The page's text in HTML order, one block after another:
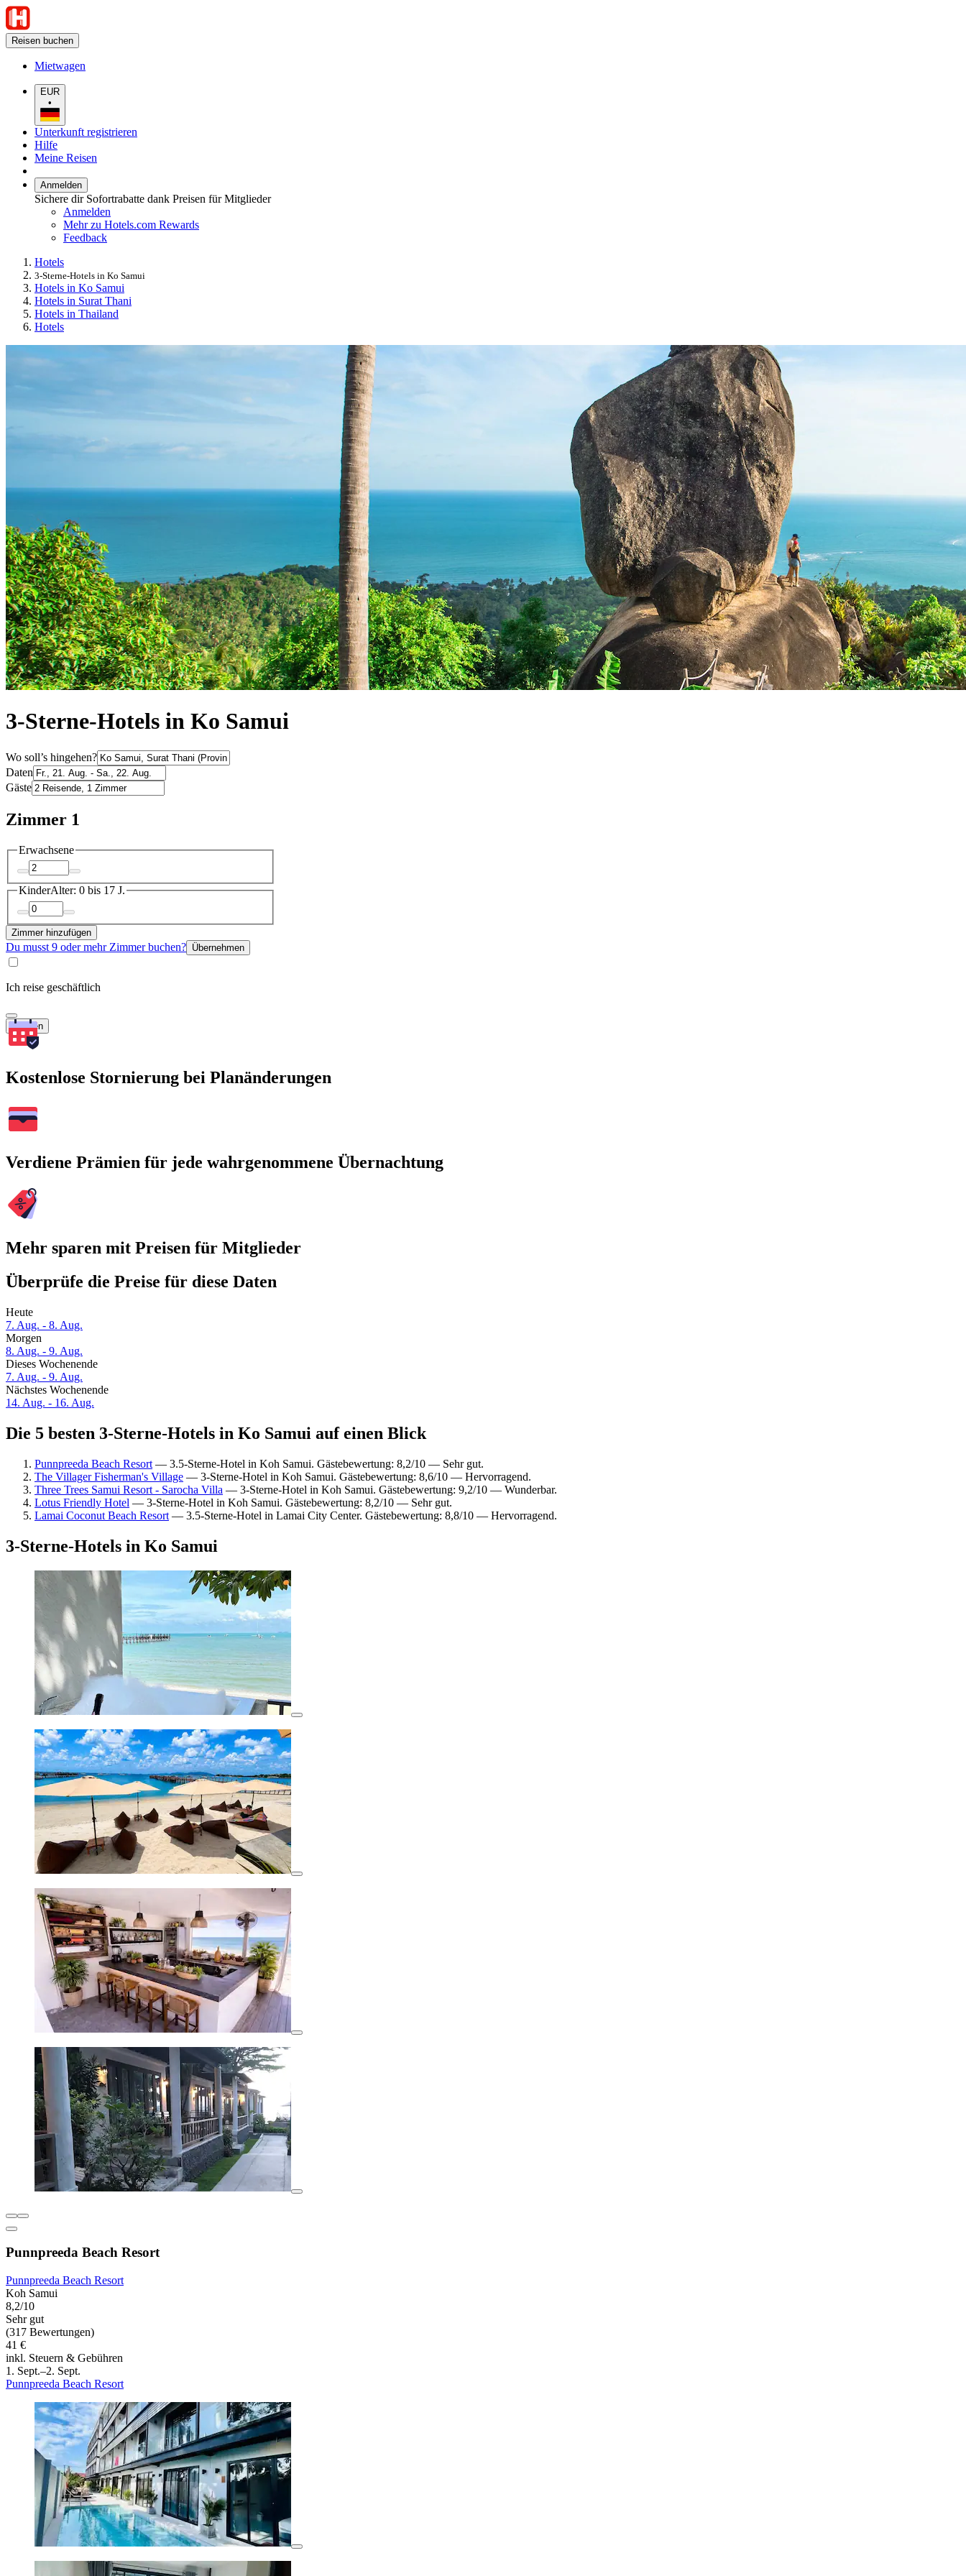
Reisen buchen
Mietwagen
EUR
•
Unterkunft registrieren
Hilfe
Meine Reisen
Anmelden
Sichere dir Sofortrabatte dank Preisen für Mitglieder
Anmelden
Mehr zu Hotels.com Rewards
Feedback
Hotels
3-Sterne-Hotels in Ko Samui
Hotels in Ko Samui
Hotels in Surat Thani
Hotels in Thailand
Hotels
3-Sterne-Hotels in Ko Samui
Wo soll’s hingehen?
Daten
Gäste
Zimmer 1
Erwachsene
KinderAlter: 0 bis 17 J.
Zimmer hinzufügen
Du musst 9 oder mehr Zimmer buchen? Übernehmen
Ich reise geschäftlich
Suchen
Kostenlose Stornierung bei Planänderungen
Verdiene Prämien für jede wahrgenommene Übernachtung
Mehr sparen mit Preisen für Mitglieder
Überprüfe die Preise für diese Daten
Heute
7. Aug. - 8. Aug.
Morgen
8. Aug. - 9. Aug.
Dieses Wochenende
7. Aug. - 9. Aug.
Nächstes Wochenende
14. Aug. - 16. Aug.
Die 5 besten 3-Sterne-Hotels in Ko Samui auf einen Blick
Punnpreeda Beach Resort — 3.5-Sterne-Hotel in Koh Samui. Gästebewertung: 8,2/10 — Sehr gut.
The Villager Fisherman's Village — 3-Sterne-Hotel in Koh Samui. Gästebewertung: 8,6/10 — Hervorragend.
Three Trees Samui Resort - Sarocha Villa — 3-Sterne-Hotel in Koh Samui. Gästebewertung: 9,2/10 — Wunderbar.
Lotus Friendly Hotel — 3-Sterne-Hotel in Koh Samui. Gästebewertung: 8,2/10 — Sehr gut.
Lamai Coconut Beach Resort — 3.5-Sterne-Hotel in Lamai City Center. Gästebewertung: 8,8/10 — Hervorragend.
3-Sterne-Hotels in Ko Samui
Punnpreeda Beach Resort
Punnpreeda Beach Resort
Koh Samui
8,2/10
Sehr gut
(317 Bewertungen)
41 €
inkl. Steuern & Gebühren
1. Sept.–2. Sept.
Punnpreeda Beach Resort